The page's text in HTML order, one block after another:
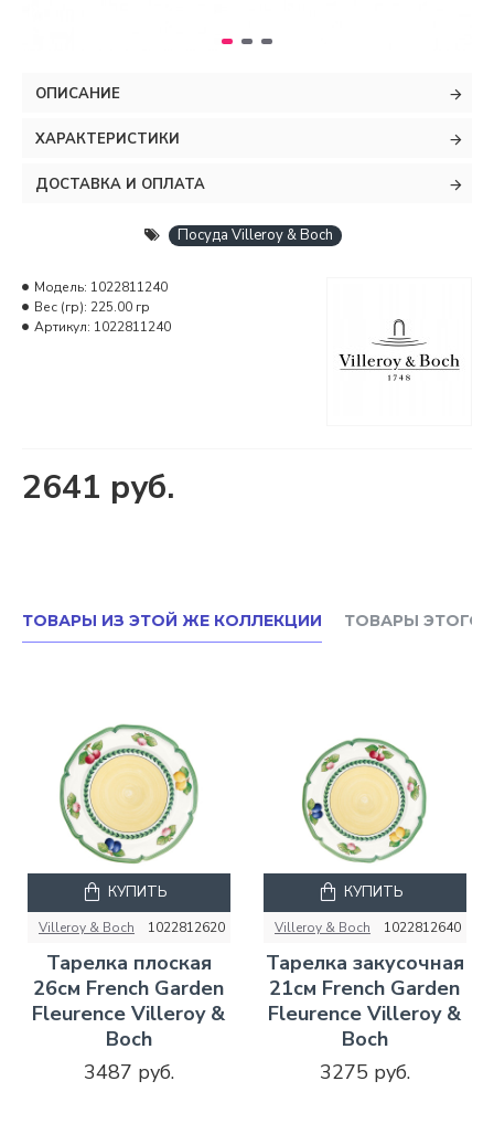
ОПИСАНИЕ
ХАРАКТЕРИСТИКИ
ДОСТАВКА И ОПЛАТА
Посуда Villeroy & Boch
2641 руб.
Модель: 1022811240
Вес (гр): 225.00 гр
Артикул: 1022811240
ТОВАРЫ ИЗ ЭТОЙ ЖЕ КОЛЛЕКЦИИ ТОВАРЫ ЭТОГО
Villeroy & Boch 1022812620
Тарелка плоская
26см French Garden
Fleurence Villeroy &
Boch
3487 руб.
КУПИТЬ
Villeroy & Boch 1022812640
Тарелка закусочная
21см French Garden
Fleurence Villeroy &
Boch
3275 руб.
КУПИТЬ